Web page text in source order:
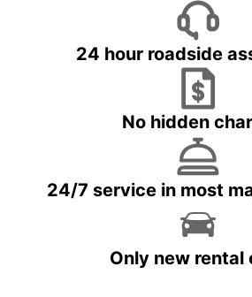
24 hour roadside
No hidden
24/7 service in most
Only new rental